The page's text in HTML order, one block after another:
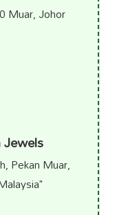
Muar, Johor
Pekan Muar,